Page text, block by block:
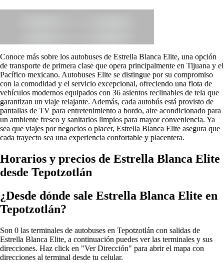
Conoce más sobre los autobuses de Estrella Blanca Elite, una opción
de transporte de primera clase que opera principalmente en Tijuana y el
Pacífico mexicano. Autobuses Elite se distingue por su compromiso
con la comodidad y el servicio excepcional, ofreciendo una flota de
vehículos modernos equipados con 36 asientos reclinables de tela que
garantizan un viaje relajante. Además, cada autobús está provisto de
pantallas de TV para entretenimiento a bordo, aire acondicionado para
un ambiente fresco y sanitarios limpios para mayor conveniencia. Ya
sea que viajes por negocios o placer, Estrella Blanca Elite asegura que
cada trayecto sea una experiencia confortable y placentera.
Horarios y precios de Estrella Blanca Elite
desde Tepotzotlán
¿Desde dónde sale Estrella Blanca Elite en
Tepotzotlán?
Son 0 las terminales de autobuses en Tepotzotlán con salidas de
Estrella Blanca Elite, a continuación puedes ver las terminales y sus
direcciones. Haz click en "Ver Dirección" para abrir el mapa con
direcciones al terminal desde tu celular.